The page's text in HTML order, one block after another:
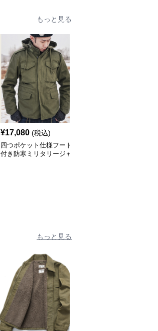
もっと見る
¥17,080 (税込)
四つポケット仕様フード
付き防寒ミリタリージャ
もっと見る